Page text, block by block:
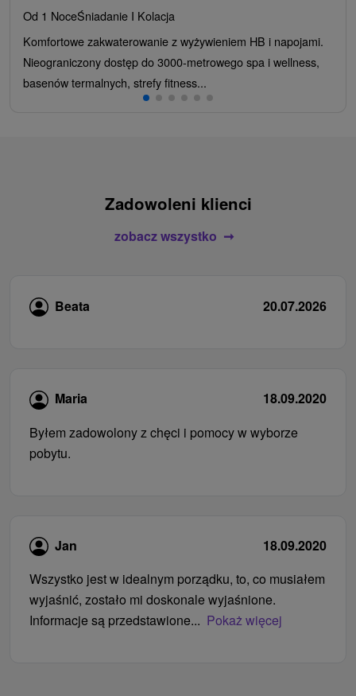
Od 1 NoceŚniadanie I Kolacja
Komfortowe zakwaterowanie z wyżywieniem HB i napojami.
Nieograniczony dostęp do 3000-metrowego spa i wellness,
basenów termalnych, strefy fitness...
Zadowoleni klienci
zobacz wszystko
Beata 20.07.2026
Maria
18.09.2020
Byłem zadowolony z chęci i pomocy w wyborze
pobytu.
Jan
18.09.2020
Wszystko jest w idealnym porządku, to, co musiałem
wyjaśnić, zostało mi doskonale wyjaśnione.
Informacje są przedstawione... Pokaż więcej